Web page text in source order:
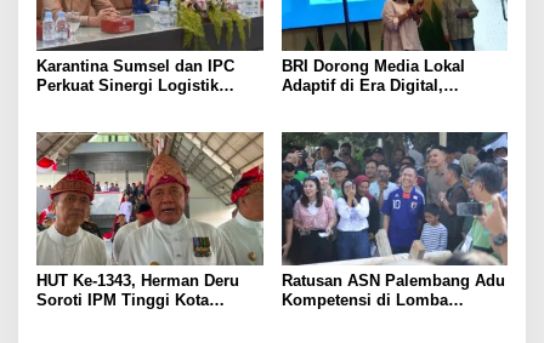
Karantina Sumsel dan IPC
Perkuat Sinergi Logistik
BRI Dorong Media Lokal
Adaptif di Era Digital,
HUT Ke-1343, Herman Deru
Soroti IPM Tinggi Kota
Ratusan ASN Palembang Adu
Kompetensi di Lomba